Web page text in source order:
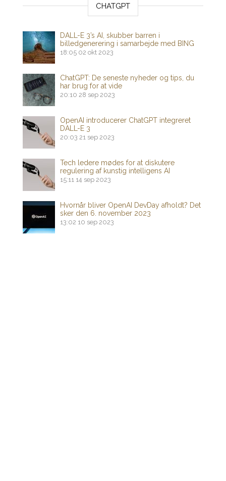
CHATGPT
DALL-E 3’s AI, skubber barren i
billedgenerering i samarbejde med BING
18:05 02 okt 2023
ChatGPT: De seneste nyheder og tips, du
har brug for at vide
20:10 28 sep 2023
OpenAI introducerer ChatGPT integreret
DALL-E 3
20:03 21 sep 2023
Tech ledere mødes for at diskutere
regulering af kunstig intelligens AI
15:11 14 sep 2023
Hvornår bliver OpenAI DevDay afholdt? Det
sker den 6. november 2023
13:02 10 sep 2023